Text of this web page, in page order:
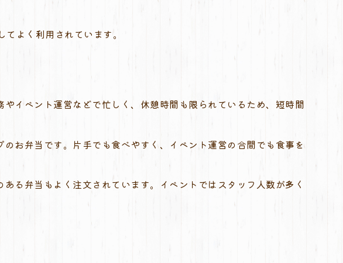
よく利用されています。
イベント運営などで忙しく、休憩時間も限られているため、短時間
お弁当です。片手でも食べやすく、イベント運営の合間でも食事を
る弁当もよく注文されています。イベントではスタッフ人数が多く